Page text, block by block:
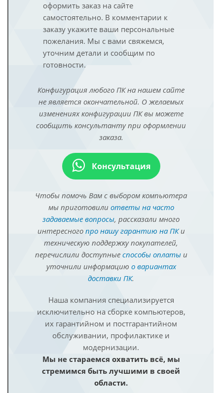
оформить заказ на сайте
самостоятельно. В комментарии к
заказу укажите ваши персональные
пожелания. Мы с вами свяжемся,
уточним детали и сообщим по
готовности.
Конфигурация любого ПК на нашем сайте
не является окончательной. О желаемых
изменениях конфигурации ПК вы можете
сообщить консультанту при оформлении
заказа.
Консультация
Чтобы помочь Вам с выбором компьютера
мы приготовили ответы на часто
задаваемые вопросы, рассказали много
интересного про нашу гарантию на ПКи
техническую поддержку покупателей,
перечислили доступные способы оплатыи
уточнили информацию о вариантах
доставки ПК.
Наша компания специализируется
исключительно на сборке компьютеров,
их гарантийном и постгарантийном
обслуживании, профилактике и
модернизации.
Мы не стараемся охватить всё, мы
стремимся быть лучшими в своей
области.